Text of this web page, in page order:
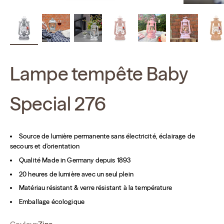
Lampe tempête Baby
Special 276
Source de lumière permanente sans électricité, éclairage de
secours et d'orientation
Qualité Made in Germany depuis 1893
20 heures de lumière avec un seul plein
Matériau résistant & verre résistant à la température
Emballage écologique